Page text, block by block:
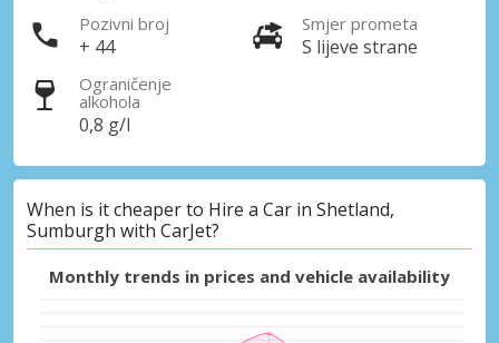
Pozivni broj
+ 44
Smjer prometa
S lijeve strane
Ograničenje
alkohola
0,8 g/l
When is it cheaper to Hire a Car in Shetland,
Sumburgh with CarJet?
Monthly trends in prices and vehicle availability